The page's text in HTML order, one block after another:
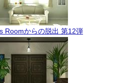
Roomからの脱出 第12弾